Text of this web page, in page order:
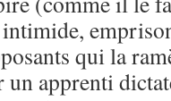
qui la
apprenti